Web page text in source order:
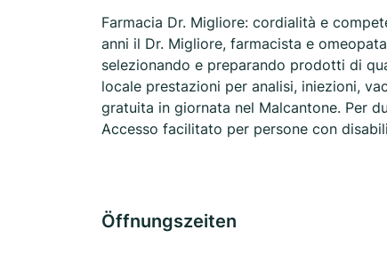
Farmacia Dr. Migliore: cordialità e
anni il Dr. Migliore, farmacista e
selezionando e preparando prodotti di
locale prestazioni per analisi, iniezioni,
gratuita in giornata nel Malcantone. Per
Accesso facilitato per persone con
Öffnungszeiten